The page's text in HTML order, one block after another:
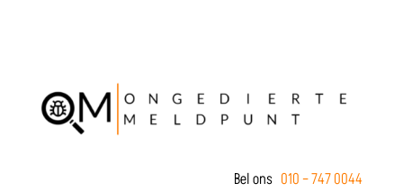
Bel ons 010 – 747 0044